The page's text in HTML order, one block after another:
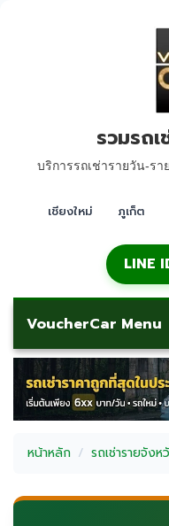
รวมรถเ
บริการรถเช่ารายวัน-ร
เชียงใหม่ ภูเก็ต
LINE
VoucherCar Menu
หน้าหลัก รถเช่ารายจังห